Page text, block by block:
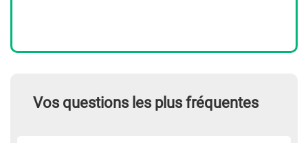
Vos questions les plus fréquentes